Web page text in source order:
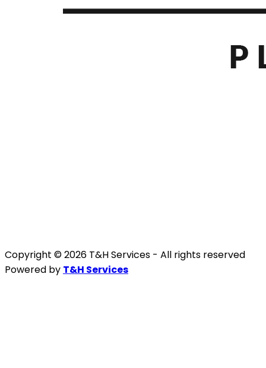
Copyright © 2026 T&H Services - All rights reserved
Powered by T&H Services